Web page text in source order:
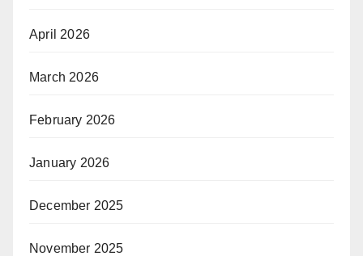
April 2026
March 2026
February 2026
January 2026
December 2025
November 2025